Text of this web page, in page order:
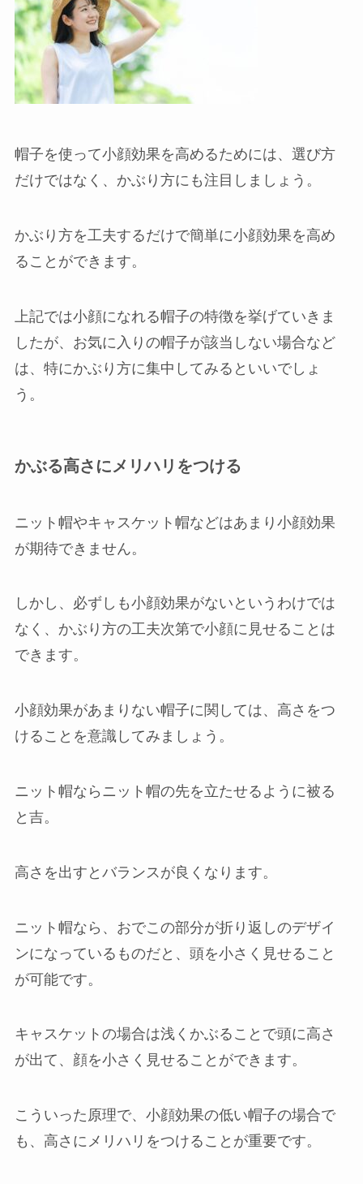
帽子を使って小顔効果を高めるためには、選び方
だけではなく、かぶり方にも注目しましょう。
かぶり方を工夫するだけで簡単に小顔効果を高め
ることができます。
上記では小顔になれる帽子の特徴を挙げていきま
したが、お気に入りの帽子が該当しない場合など
は、特にかぶり方に集中してみるといいでしょ
う。
かぶる高さにメリハリをつける
ニット帽やキャスケット帽などはあまり小顔効果
が期待できません。
しかし、必ずしも小顔効果がないというわけでは
なく、かぶり方の工夫次第で小顔に見せることは
できます。
小顔効果があまりない帽子に関しては、高さをつ
けることを意識してみましょう。
ニット帽ならニット帽の先を立たせるように被る
と吉。
高さを出すとバランスが良くなります。
ニット帽なら、おでこの部分が折り返しのデザイ
ンになっているものだと、頭を小さく見せること
が可能です。
キャスケットの場合は浅くかぶることで頭に高さ
が出て、顔を小さく見せることができます。
こういった原理で、小顔効果の低い帽子の場合で
も、高さにメリハリをつけることが重要です。